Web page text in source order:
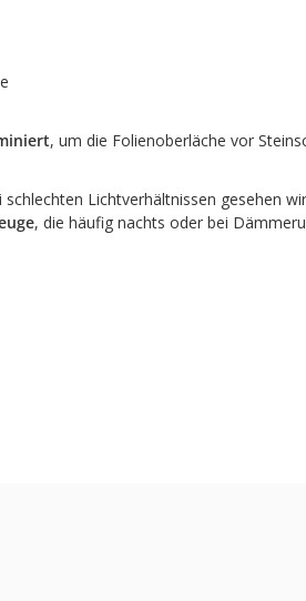
, um die Folienoberläche vor
schlechten Lichtverhältnissen gesehen
, die häufig nachts oder bei